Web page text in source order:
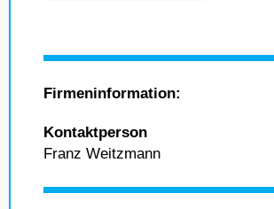
Firmeninformation:
Kontaktperson
Franz Weitzmann